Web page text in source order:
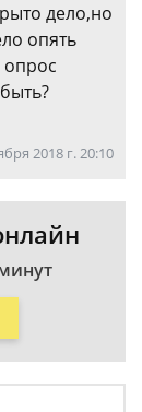
дело,но
опять
опрос
2018 г. 20:10